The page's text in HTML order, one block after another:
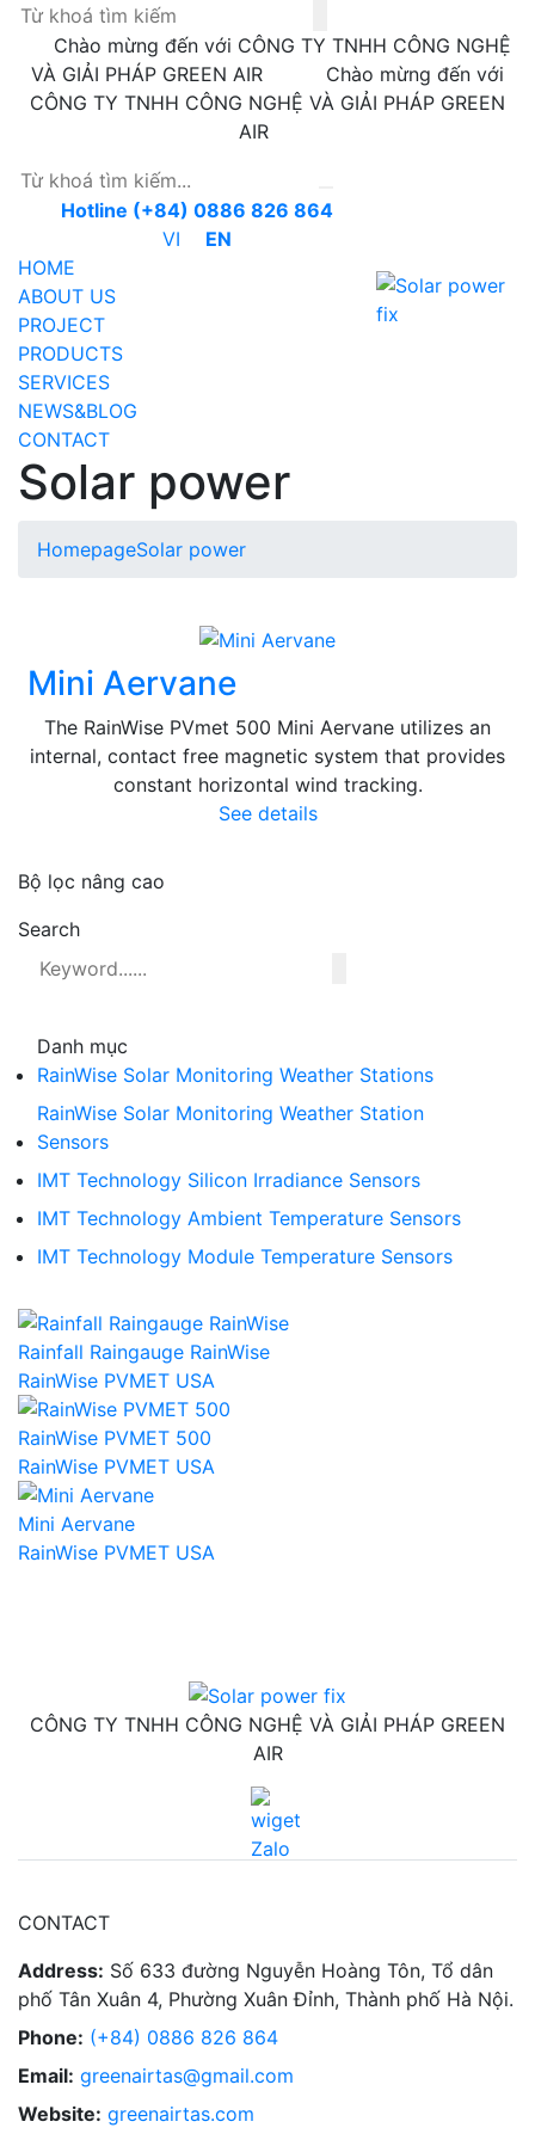
Chào mừng đến với CÔNG TY TNHH CÔNG NGHỆ
VÀ GIẢI PHÁP GREEN AIR
Chào mừng đến với
CÔNG TY TNHH CÔNG NGHỆ VÀ GIẢI PHÁP GREEN
AIR
Hotline (+84) 0886 826 864
VI
EN
HOME
ABOUT US
PROJECT
PRODUCTS
SERVICES
NEWS&BLOG
CONTACT
Solar power
HomepageSolar power
Mini Aervane
The RainWise PVmet 500 Mini Aervane utilizes an
internal, contact free magnetic system that provides
constant horizontal wind tracking.
See details
Bộ lọc nâng cao
Search
Danh mục
RainWise Solar Monitoring Weather Stations
RainWise Solar Monitoring Weather Station
Sensors
IMT Technology Silicon Irradiance Sensors
IMT Technology Ambient Temperature Sensors
IMT Technology Module Temperature Sensors
Rainfall Raingauge RainWise
RainWise PVMET USA
RainWise PVMET 500
RainWise PVMET USA
Mini Aervane
RainWise PVMET USA
CÔNG TY TNHH CÔNG NGHỆ VÀ GIẢI PHÁP GREEN
AIR
CONTACT
Address: Số 633 đường Nguyễn Hoàng Tôn, Tổ dân
phố Tân Xuân 4, Phường Xuân Đỉnh, Thành phố Hà Nội.
Phone: (+84) 0886 826 864
Email: greenairtas@gmail.com
Website: greenairtas.com